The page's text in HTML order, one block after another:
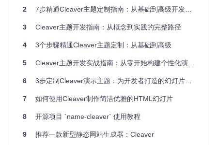
内容页的整体框架。
渲染方式。它决定了标题、列表、代码块等内容元素的排列方
视化的各种幻灯片布局。
style.css是"化妆师"，负责主题的视觉风格。从颜色方案到字
ver采用CSS级联原则，允许你通过自定义样式轻松覆盖默认
平滑滚动、代码高亮还是自定义导航逻辑，都可以通过JavaSc
交互代码更加简洁高效。
2 7步精通Cleaver主题定制指南：从基础到高级开发全流程
3 Cleaver主题开发指南：从概念到实践的完整路径
4 3个步骤精通Cleaver主题定制：从基础到高级
5 Cleaver主题开发实战指南：从零开始构建个性化演示文稿
6 3步定制Cleaver演示主题：为开发者打造的幻灯片个性化指南
7 如何使用Cleaver制作简洁优雅的HTML幻灯片
8 开源项目 `name-cleaver` 使用教程
9 推荐一款新型静态网站生成器：Cleaver